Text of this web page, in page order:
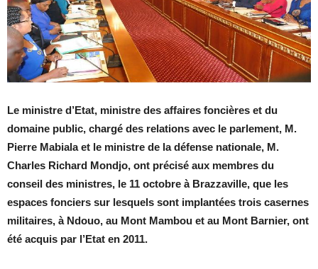
Le ministre d’Etat, ministre des affaires foncières et du
domaine public, chargé des relations avec le parlement, M.
Pierre Mabiala et le ministre de la défense nationale, M.
Charles Richard Mondjo, ont précisé aux membres du
conseil des ministres, le 11 octobre à Brazzaville, que les
espaces fonciers sur lesquels sont implantées trois casernes
militaires, à Ndouo, au Mont Mambou et au Mont Barnier, ont
été acquis par l’Etat en 2011.